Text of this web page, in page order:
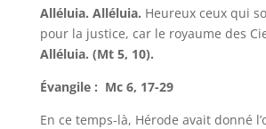
Alléluia. Alléluia. Heureux ceux qui
pour la justice, car le royaume des
Alléluia. (Mt 5, 10).
Évangile : Mc 6, 17-29
En ce temps-là, Hérode avait donné